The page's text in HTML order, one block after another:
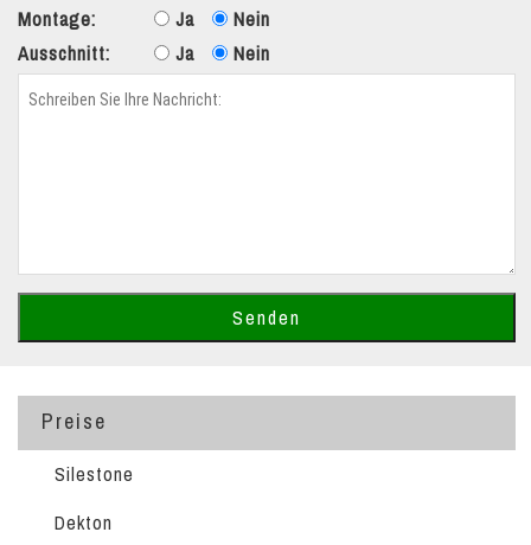
Montage:
Ja
Nein
Ausschnitt:
Ja Nein
Preise
Silestone
Dekton